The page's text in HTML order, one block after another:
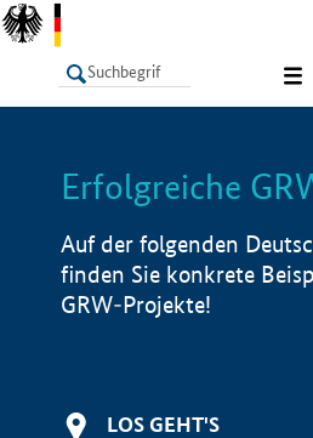
LISTE
Erfolgreiche
Auf der folgenden
finden Sie konkrete
GRW-Projekte!
LOS GEHT'S